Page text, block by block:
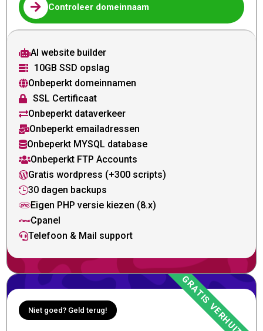
 Controleer domeinnaam
AI website builder
 10GB SSD opslag
Onbeperkt domeinnamen
 SSL Certificaat
Onbeperkt dataverkeer
Onbeperkt emailadressen
Onbeperkt MYSQL database
Onbeperkt FTP Accounts
Gratis wordpress (+300 scripts)
30 dagen backups
Eigen PHP versie kiezen (8.x)
Cpanel
Telefoon & Mail support
Niet goed? Geld terug!